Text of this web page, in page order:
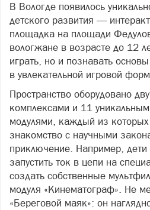
В Вологде появилось
детского развития —
площадка на площади
вологжане в возрасте до 12
играть, но и познавать
в увлекательной игровой
Пространство оборудовано
комплексами и 11
модулями, каждый из
знакомство с научными
приключение. Например, дети
запустить ток в цепи на
создать собственные
модуля «Кинематограф». Не
«Береговой маяк»: он